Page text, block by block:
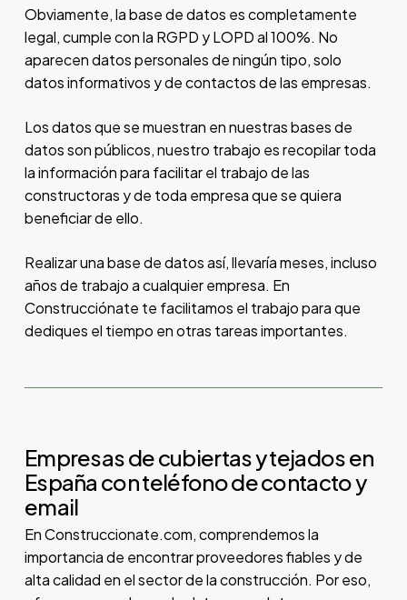
Obviamente, la base de datos es completamente
legal, cumple con la RGPD y LOPD al 100%. No
aparecen datos personales de ningún tipo, solo
datos informativos y de contactos de las empresas.
Los datos que se muestran en nuestras bases de
datos son públicos, nuestro trabajo es recopilar toda
la información para facilitar el trabajo de las
constructoras y de toda empresa que se quiera
beneficiar de ello.
Realizar una base de datos así, llevaría meses, incluso
años de trabajo a cualquier empresa. En
Construcciónate te facilitamos el trabajo para que
dediques el tiempo en otras tareas importantes.
Empresas de cubiertas y tejados en
España con teléfono de contacto y
email
En Construccionate.com, comprendemos la
importancia de encontrar proveedores fiables y de
alta calidad en el sector de la construcción. Por eso,